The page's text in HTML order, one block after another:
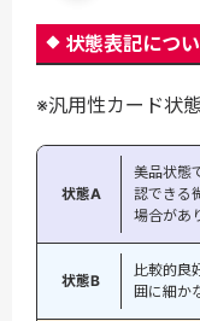
状態表記につ
※汎用性カード状
状態A
美品状態
認できる
場合があ
状態B
比較的良
囲に細か